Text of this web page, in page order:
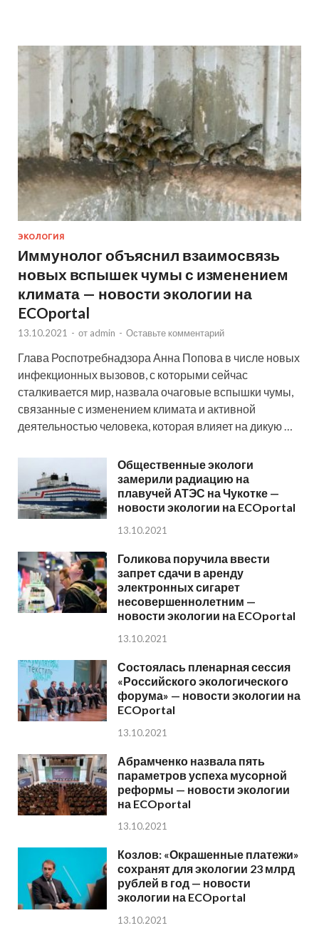
ЭКОЛОГИЯ
Иммунолог объяснил взаимосвязь
новых вспышек чумы с изменением
климата — новости экологии на
ECOportal
13.10.2021 - от admin - Оставьте комментарий
Глава Роспотребнадзора Анна Попова в числе новых
инфекционных вызовов, с которыми сейчас
сталкивается мир, назвала очаговые вспышки чумы,
связанные с изменением климата и активной
деятельностью человека, которая влияет на дикую …
Общественные экологи
замерили радиацию на
плавучей АТЭС на Чукотке —
новости экологии на ECOportal
13.10.2021
Голикова поручила ввести
запрет сдачи в аренду
электронных сигарет
несовершеннолетним —
новости экологии на ECOportal
13.10.2021
Состоялась пленарная сессия
«Российского экологического
форума» — новости экологии на
ECOportal
13.10.2021
Абрамченко назвала пять
параметров успеха мусорной
реформы — новости экологии
на ECOportal
13.10.2021
Козлов: «Окрашенные платежи»
сохранят для экологии 23 млрд
рублей в год — новости
экологии на ECOportal
13.10.2021